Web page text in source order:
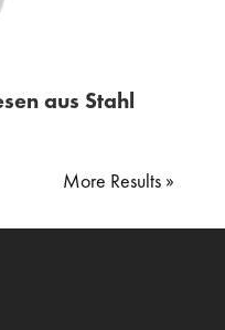
aus Stahl
« Older Entries